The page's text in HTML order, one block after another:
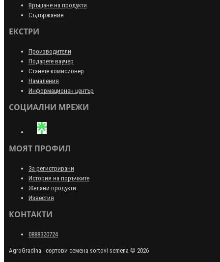
Връщане на продукти
Съдържание
ЕКСТРИ
Производители
Подарете ваучер
Станете комисионер
Намаления
Информационен център
СОЦИАЛНИ МРЕЖИ
МОЯТ ПРОФИЛ
За регистрирани
История на поръчките
Желани продукти
Известия
КОНТАКТИ
0888320724
AgroGradina - сортови семена sortovi semena © 2026